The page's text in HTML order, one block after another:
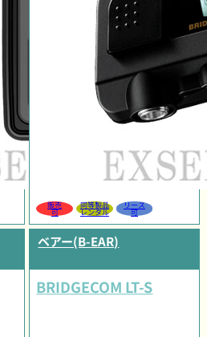
販売
可
同等製品
レンタル
リース
可
ベアー(B-EAR)
BRIDGECOM LT-S